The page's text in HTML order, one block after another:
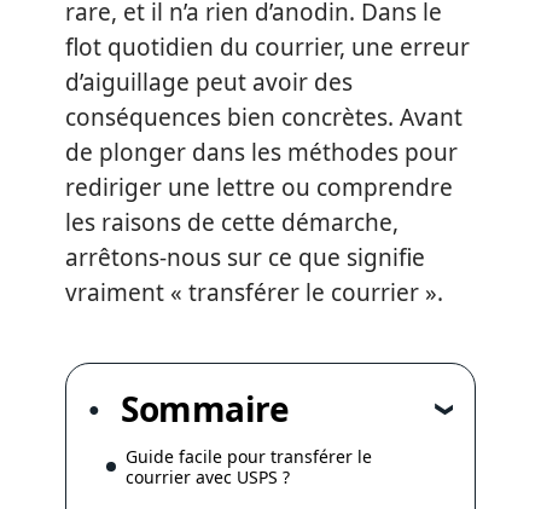
rare, et il n’a rien d’anodin. Dans le
flot quotidien du courrier, une erreur
d’aiguillage peut avoir des
conséquences bien concrètes. Avant
de plonger dans les méthodes pour
rediriger une lettre ou comprendre
les raisons de cette démarche,
arrêtons-nous sur ce que signifie
vraiment « transférer le courrier ».
Sommaire
Guide facile pour transférer le
courrier avec USPS ?